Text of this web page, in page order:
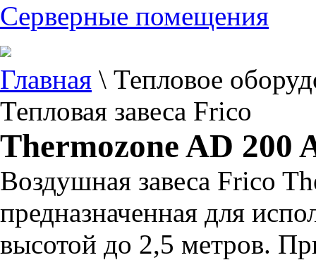
Серверные помещения
Главная \ Тепловое
Тепловая завеса Frico
Thermozone AD 200
Воздушная завеса Frico
предназначенная для
высотой до 2,5 метров.